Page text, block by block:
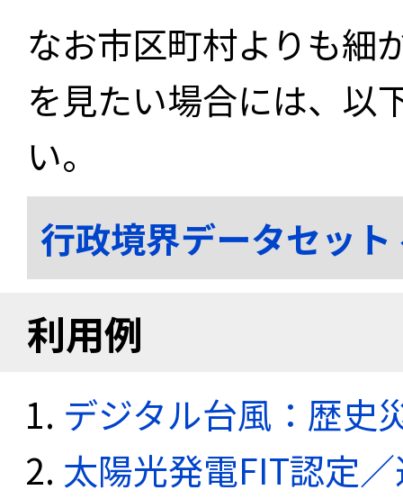
なお市区町村よりも細
を見たい場合には、以
い。
行政境界データセッ
利用例
デジタル台風：歴史
太陽光発電FIT認定